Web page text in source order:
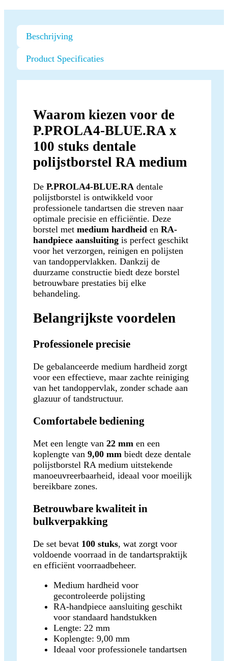
Beschrijving
Product Specificaties
Waarom kiezen voor de
P.PROLA4-BLUE.RA x
100 stuks dentale
polijstborstel RA medium
De P.PROLA4-BLUE.RA dentale
polijstborstel is ontwikkeld voor
professionele tandartsen die streven naar
optimale precisie en efficiëntie. Deze
borstel met medium hardheid en RA-
handpiece aansluiting is perfect geschikt
voor het verzorgen, reinigen en polijsten
van tandoppervlakken. Dankzij de
duurzame constructie biedt deze borstel
betrouwbare prestaties bij elke
behandeling.
Belangrijkste voordelen
Professionele precisie
De gebalanceerde medium hardheid zorgt
voor een effectieve, maar zachte reiniging
van het tandoppervlak, zonder schade aan
glazuur of tandstructuur.
Comfortabele bediening
Met een lengte van 22 mm en een
koplengte van 9,00 mm biedt deze dentale
polijstborstel RA medium uitstekende
manoeuvreerbaarheid, ideaal voor moeilijk
bereikbare zones.
Betrouwbare kwaliteit in
bulkverpakking
De set bevat 100 stuks, wat zorgt voor
voldoende voorraad in de tandartspraktijk
en efficiënt voorraadbeheer.
Medium hardheid voor
gecontroleerde polijsting
RA-handpiece aansluiting geschikt
voor standaard handstukken
Lengte: 22 mm
Koplengte: 9,00 mm
Ideaal voor professionele tandartsen